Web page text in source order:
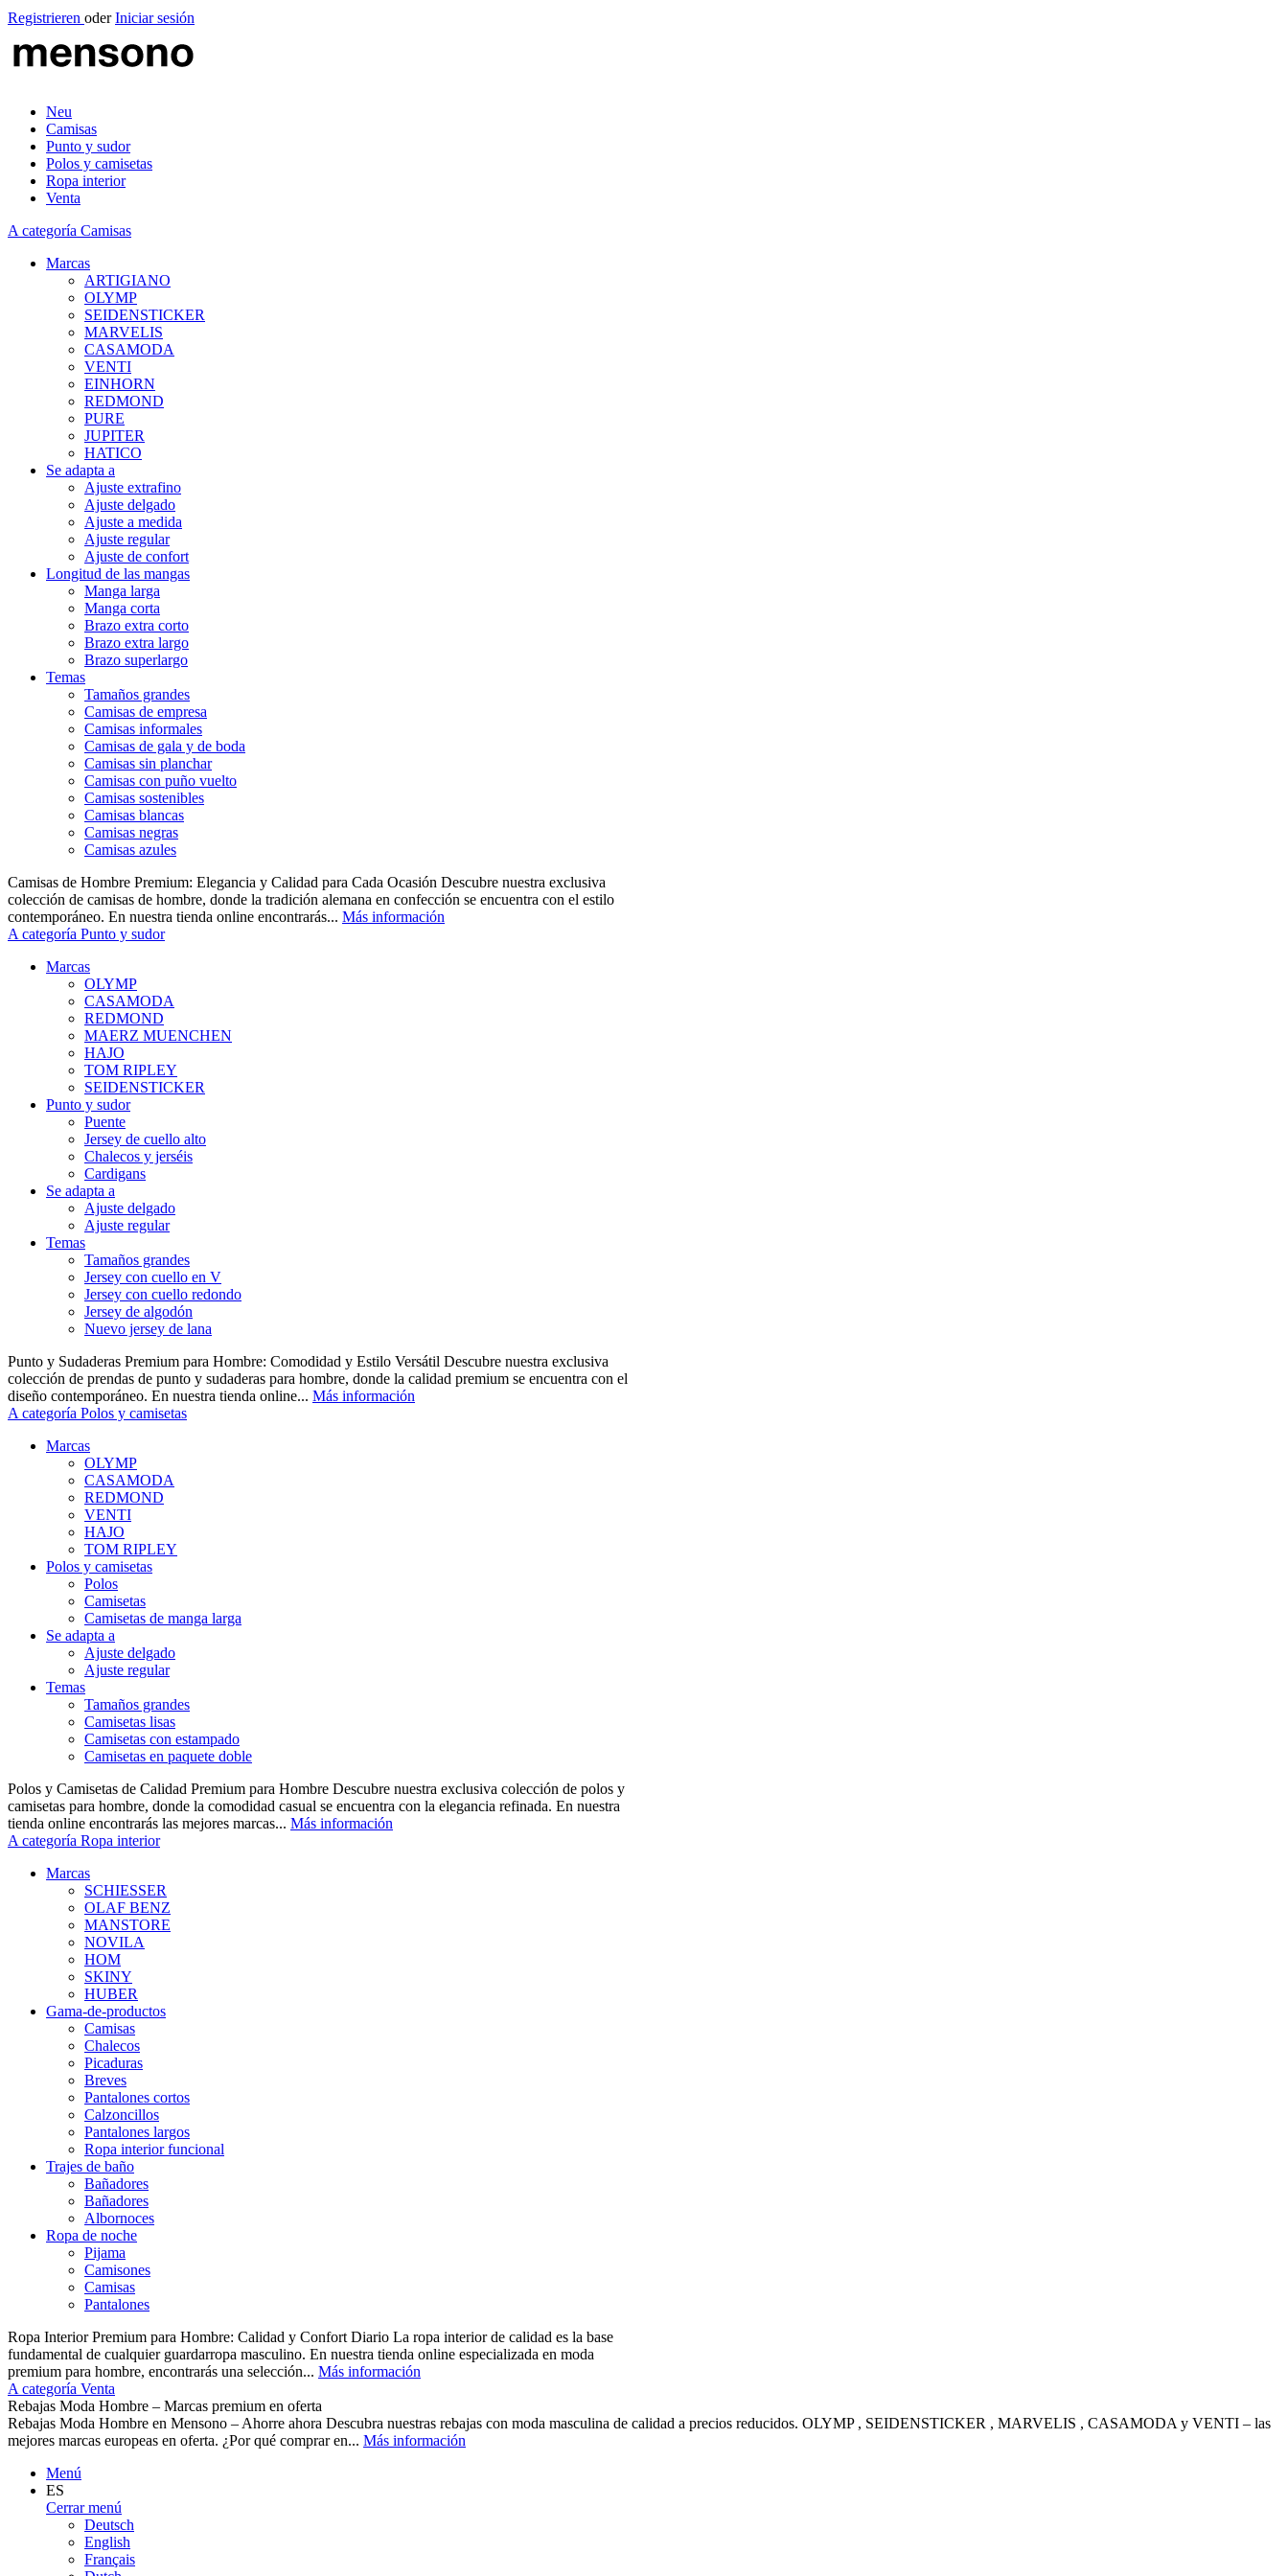
Registrieren oder Iniciar sesión
Neu
Camisas
Punto y sudor
Polos y camisetas
Ropa interior
Venta
A categoría Camisas
Marcas
ARTIGIANO
OLYMP
SEIDENSTICKER
MARVELIS
CASAMODA
VENTI
EINHORN
REDMOND
PURE
JUPITER
HATICO
Se adapta a
Ajuste extrafino
Ajuste delgado
Ajuste a medida
Ajuste regular
Ajuste de confort
Longitud de las mangas
Manga larga
Manga corta
Brazo extra corto
Brazo extra largo
Brazo superlargo
Temas
Tamaños grandes
Camisas de empresa
Camisas informales
Camisas de gala y de boda
Camisas sin planchar
Camisas con puño vuelto
Camisas sostenibles
Camisas blancas
Camisas negras
Camisas azules
Camisas de Hombre Premium: Elegancia y Calidad para Cada Ocasión Descubre nuestra exclusiva
colección de camisas de hombre, donde la tradición alemana en confección se encuentra con el estilo
contemporáneo. En nuestra tienda online encontrarás... Más información
A categoría Punto y sudor
Marcas
OLYMP
CASAMODA
REDMOND
MAERZ MUENCHEN
HAJO
TOM RIPLEY
SEIDENSTICKER
Punto y sudor
Puente
Jersey de cuello alto
Chalecos y jerséis
Cardigans
Se adapta a
Ajuste delgado
Ajuste regular
Temas
Tamaños grandes
Jersey con cuello en V
Jersey con cuello redondo
Jersey de algodón
Nuevo jersey de lana
Punto y Sudaderas Premium para Hombre: Comodidad y Estilo Versátil Descubre nuestra exclusiva
colección de prendas de punto y sudaderas para hombre, donde la calidad premium se encuentra con el
diseño contemporáneo. En nuestra tienda online... Más información
A categoría Polos y camisetas
Marcas
OLYMP
CASAMODA
REDMOND
VENTI
HAJO
TOM RIPLEY
Polos y camisetas
Polos
Camisetas
Camisetas de manga larga
Se adapta a
Ajuste delgado
Ajuste regular
Temas
Tamaños grandes
Camisetas lisas
Camisetas con estampado
Camisetas en paquete doble
Polos y Camisetas de Calidad Premium para Hombre Descubre nuestra exclusiva colección de polos y
camisetas para hombre, donde la comodidad casual se encuentra con la elegancia refinada. En nuestra
tienda online encontrarás las mejores marcas... Más información
A categoría Ropa interior
Marcas
SCHIESSER
OLAF BENZ
MANSTORE
NOVILA
HOM
SKINY
HUBER
Gama-de-productos
Camisas
Chalecos
Picaduras
Breves
Pantalones cortos
Calzoncillos
Pantalones largos
Ropa interior funcional
Trajes de baño
Bañadores
Bañadores
Albornoces
Ropa de noche
Pijama
Camisones
Camisas
Pantalones
Ropa Interior Premium para Hombre: Calidad y Confort Diario La ropa interior de calidad es la base
fundamental de cualquier guardarropa masculino. En nuestra tienda online especializada en moda
premium para hombre, encontrarás una selección... Más información
A categoría Venta
Rebajas Moda Hombre – Marcas premium en oferta
Rebajas Moda Hombre en Mensono – Ahorre ahora Descubra nuestras rebajas con moda masculina de calidad a precios reducidos. OLYMP , SEIDENSTICKER , MARVELIS , CASAMODA y VENTI – las
mejores marcas europeas en oferta. ¿Por qué comprar en... Más información
Menú
ES
Cerrar menú
Deutsch
English
Français